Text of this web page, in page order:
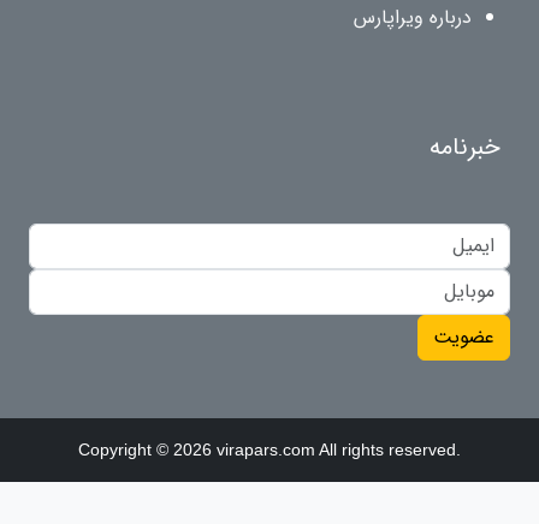
درباره ویراپارس
خبرنامه
عضویت
Copyright © 2026 virapars.com All rights reserved.